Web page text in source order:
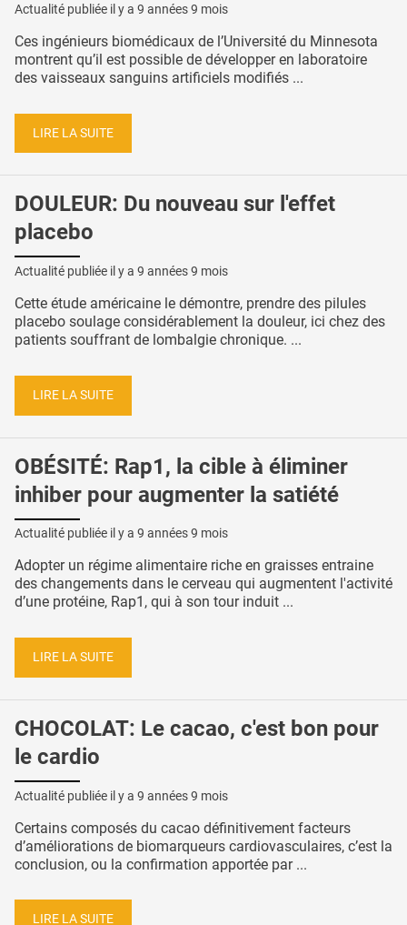
Actualité publiée il y a 9 années 9 mois
Ces ingénieurs biomédicaux de l’Université du Minnesota
montrent qu’il est possible de développer en laboratoire
des vaisseaux sanguins artificiels modifiés ...
LIRE LA SUITE
DOULEUR: Du nouveau sur l'effet
placebo
Actualité publiée il y a 9 années 9 mois
Cette étude américaine le démontre, prendre des pilules
placebo soulage considérablement la douleur, ici chez des
patients souffrant de lombalgie chronique. ...
LIRE LA SUITE
OBÉSITÉ: Rap1, la cible à éliminer
inhiber pour augmenter la satiété
Actualité publiée il y a 9 années 9 mois
Adopter un régime alimentaire riche en graisses entraine
des changements dans le cerveau qui augmentent l'activité
d’une protéine, Rap1, qui à son tour induit ...
LIRE LA SUITE
CHOCOLAT: Le cacao, c'est bon pour
le cardio
Actualité publiée il y a 9 années 9 mois
Certains composés du cacao définitivement facteurs
d’améliorations de biomarqueurs cardiovasculaires, c’est la
conclusion, ou la confirmation apportée par ...
LIRE LA SUITE